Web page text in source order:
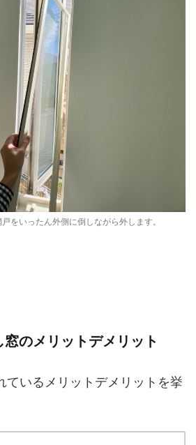
をいったん外側に倒しながら外します。
のメリットデメリット
ているメリットデメリットを挙